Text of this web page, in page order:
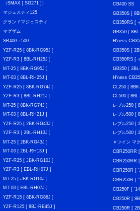
（SMAX [ SG271 ]）
マジェスティ125
グランドマジェスティ
マグザム
SR400・500
YZF-R25 [ 8BK-RG95J ]
YZF-R3 [ 8BL-RH25J ]
MT-25 [ 8BK-RG95J ]
MT-03 [ 8BL-RH25J ]
YZF-R25 [ 8BK-RG74J ]
YZF-R3 [ 8BL-RH21J ]
MT-25 [ 8BK-RG74J ]
MT-03 [ 8BL-RH21J ]
YZF-R25 [ 2BK-RG43J ]
YZF-R3 [ 2BL-RH13J ]
MT-25 [ 2BK-RG43J ]
MT-03 [ 2BL-RH13J ]
YZF-R25 [ JBK-RG10J ]
YZF-R3 [ EBL-RH07J ]
MT-25 [ JBK-RG10J ]
MT-03 [ EBL-RH07J ]
YZF-R15 [ 8BK-RG86J ]
YZF-R125 [ 8BJ-RE45J ]
CB400 SS
GB350S [
CB350RS [
GB350 [
H'ness
GB350S [
CB350RS [
GB350 [
H'ness
CL250 [
CL500 [
レブル250 [
レブル500 [
レブル250 [
レブル500 [
Ｖツイン マ
CBR250RR
CBR250RR
CBR250R [
CBR250R [
CB250F [
CB250R [
CB250R [